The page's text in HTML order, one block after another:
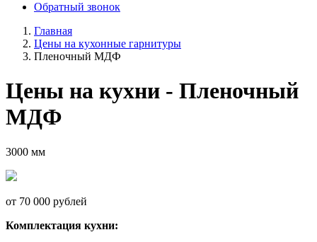
Обратный звонок
Главная
Цены на кухонные гарнитуры
Пленочный МДФ
Цены на кухни - Пленочный
МДФ
3000 мм
от 70 000 рублей
Комплектация кухни: